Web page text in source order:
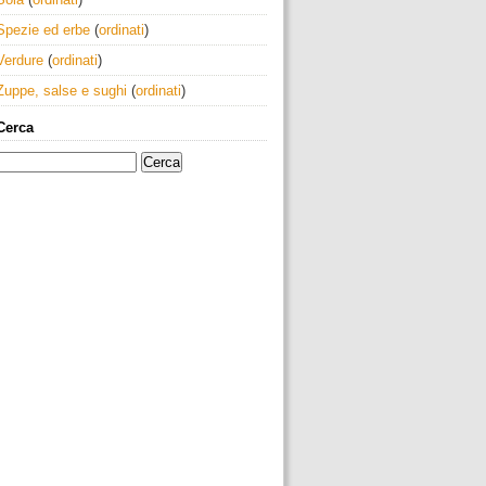
ed erbe (ordinati)
(ordinati)
salse e sughi (ordinati)